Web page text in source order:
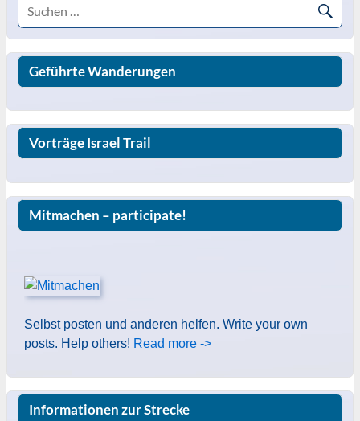
Geführte Wanderungen
Vorträge Israel Trail
Mitmachen – participate!
Selbst posten und anderen helfen. Write your own
posts. Help others! Read more ->
Informationen zur Strecke